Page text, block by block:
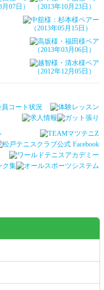
（2013年10月23日）
月07日）
（2013年05月15日）
（2013年03月06日）
（2012年12月05日）